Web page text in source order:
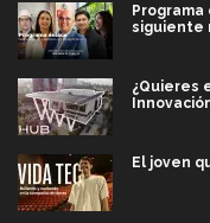
siguiente
¿Quieres
El joven